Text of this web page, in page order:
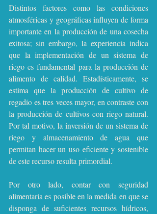
Distintos factores como las condiciones
atmosféricas y geográficas influyen de forma
importante en la producción de una cosecha
exitosa; sin embargo, la experiencia indica
que la implementación de un sistema de
riego es fundamental para la producción de
alimento de calidad. Estadísticamente, se
estima que la producción de cultivo de
regadío es tres veces mayor, en contraste con
la producción de cultivos con riego natural.
Por tal motivo, la inversión de un sistema de
riego y almacenamiento de agua que
permitan hacer un uso eficiente y sostenible
de este recurso resulta primordial.
Por otro lado, contar con seguridad
alimentaria es posible en la medida en que se
disponga de suficientes recursos hídricos,